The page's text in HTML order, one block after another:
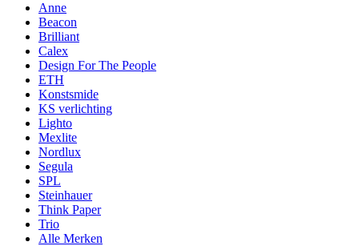
Anne
Beacon
Brilliant
Calex
Design For The People
ETH
Konstsmide
KS verlichting
Lighto
Mexlite
Nordlux
Segula
SPL
Steinhauer
Think Paper
Trio
Alle Merken